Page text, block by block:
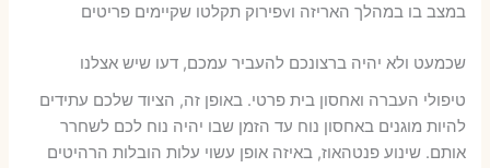
במצב בו במהלך האריזה וvפירוק תקלטו שקיימים פריטים
שכמעט ולא יהיה ברצונכם להעביר עמכם, דעו שיש אצלנו
טיפולי העברה ואחסון בית פרטי. באופן זה, הציוד שלכם עתידים
להיות מוגנים באחסון נוח עד הזמן שבו יהיה נוח לכם לשחרר
אותם. שינוע פנטהאוז, באיזה אופן עשוי עלות הובלות הרהיטים